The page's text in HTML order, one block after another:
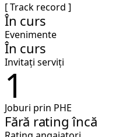
[ Track record ]
În curs
Evenimente
În curs
Invitați serviți
1
Joburi prin PHE
Fără rating încă